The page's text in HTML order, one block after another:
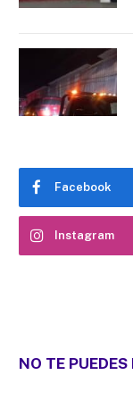
Facebook
Instagram
NO TE PUEDES